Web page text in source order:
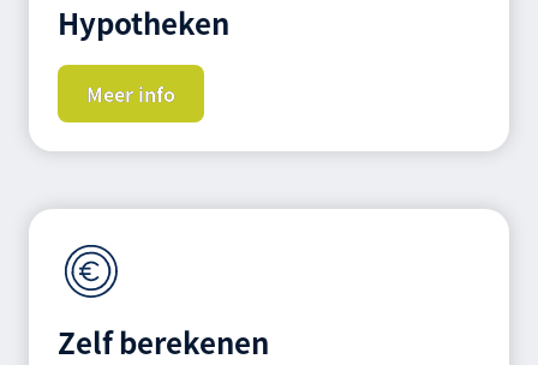
Hypotheken
Meer info
Zelf berekenen